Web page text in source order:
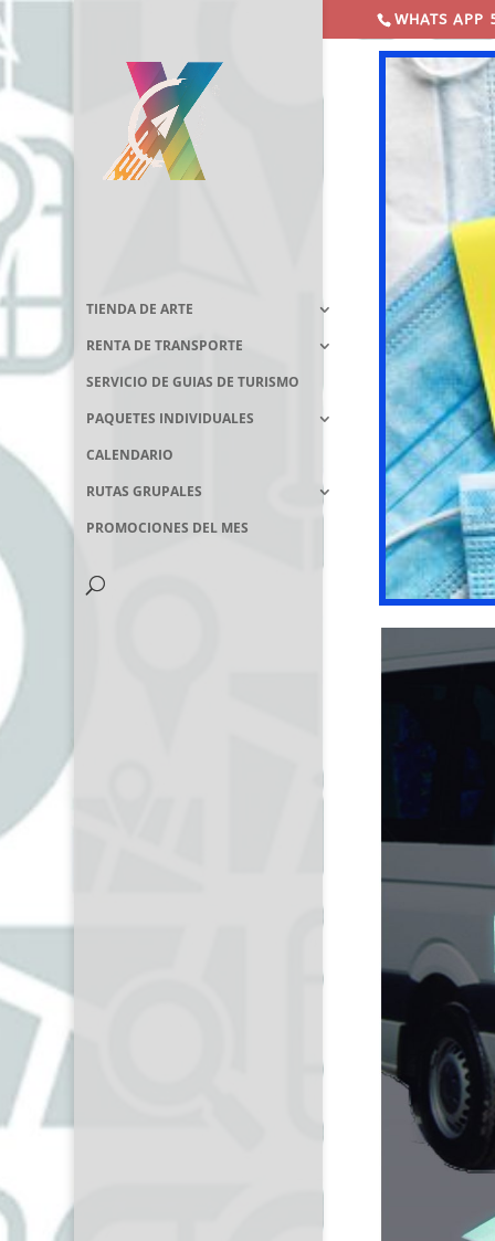
WHATS
TIENDA DE ARTE
RENTA DE TRANSPORTE
SERVICIO DE GUIAS DE TURISMO
PAQUETES INDIVIDUALES
CALENDARIO
RUTAS GRUPALES
PROMOCIONES DEL MES